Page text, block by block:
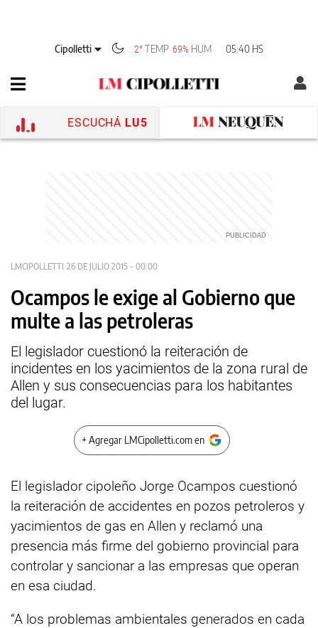
Cipolletti 2° TEMP 69% HUM 05:40 HS
ESCUCHÁ LU5
LMCIPOLLETTI 26 DE JULIO 2015 - 00:00
Ocampos le exige al Gobierno que
multe a las petroleras
El legislador cuestionó la reiteración de
incidentes en los yacimientos de la zona rural de
Allen y sus consecuencias para los habitantes
del lugar.
+ Agregar LMCipolletti.com en
El legislador cipoleño Jorge Ocampos cuestionó
la reiteración de accidentes en pozos petroleros y
yacimientos de gas en Allen y reclamó una
presencia más firme del gobierno provincial para
controlar y sancionar a las empresas que operan
en esa ciudad.
“A los problemas ambientales generados en cada